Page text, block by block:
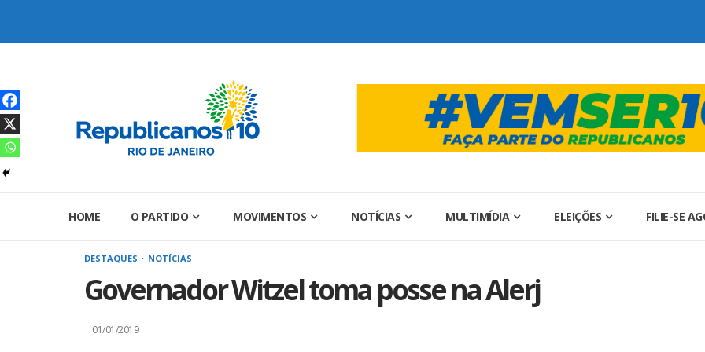
HOME O PARTIDO MOVIMENTOS NOTÍCIAS MULTIMÍDIA ELEIÇÕES FILIE-SE
DESTAQUES NOTÍCIAS
Governador Witzel toma posse na Alerj
01/01/2019